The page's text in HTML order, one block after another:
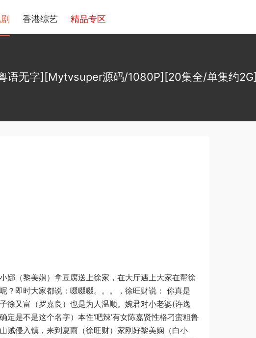
香港综艺 精品专区
语无字][Mytvsuper源码/1080P][20集全/单集约2G]
娜（黎美娴）拿豆腐送上徐家，在大厅遇上大家在帮徐
？即时大家都说：啜啜啜。。。，徐旺财说： 你真是
徐又富（罗嘉良）也是为人温顺。婉君对小老婆(许逸
是不是这个名字）本性‘吧辣’有女陈嘉贤性格刁蛮粗鲁
贼侵入镇，来到夏雨（徐旺财）家刚好黎美娴（白小